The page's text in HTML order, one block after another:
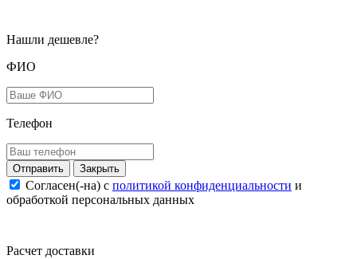
Нашли дешевле?
ФИО
Телефон
Закрыть
Согласен(-на) c политикой конфиденциальности и
обработкой персональных данных
Расчет доставки